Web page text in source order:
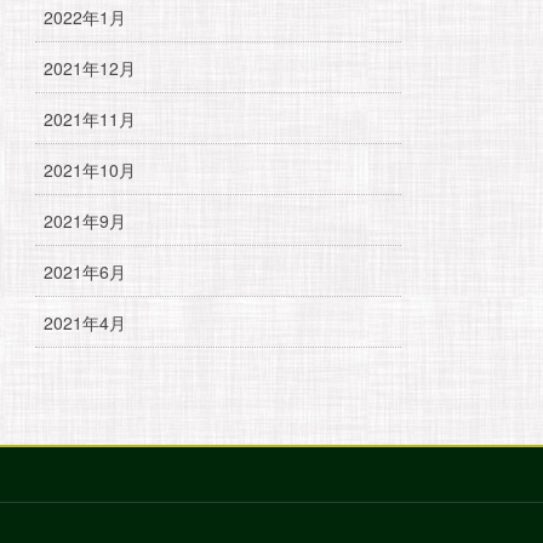
2022年1月
2021年12月
2021年11月
2021年10月
2021年9月
2021年6月
2021年4月